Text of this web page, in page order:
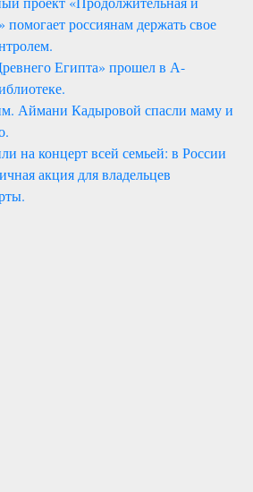
помогает россиянам держать свое
Египта» прошел в А-
Аймани Кадыровой спасли маму и
на концерт всей семьей: в России
акция для владельцев